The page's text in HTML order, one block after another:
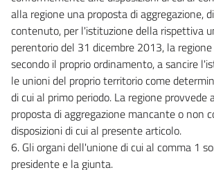
alla regione una proposta di aggregazione,
contenuto, per l'istituzione della rispettiva
perentorio del 31 dicembre 2013, la
secondo il proprio ordinamento, a sancire
le unioni del proprio territorio come
di cui al primo periodo. La regione provvede
proposta di aggregazione mancante o non
disposizioni di cui al presente articolo.
6. Gli organi dell'unione di cui al comma 1
presidente e la giunta.